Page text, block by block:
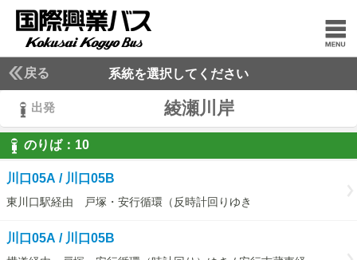
戻る 系統を選択してください
出発 綾瀬川岸
のりば： 10
10
川口05A / 川口05B
東川口駅経由 戸塚・安行循環（反時計回りゆき
川口05A / 川口05B